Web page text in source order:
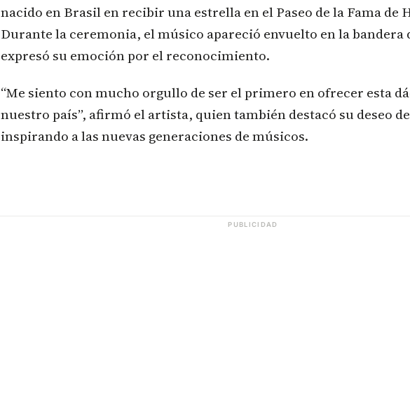
nacido en Brasil en recibir una estrella en el Paseo de la Fama de
Durante la ceremonia, el músico apareció envuelto en la bandera
expresó su emoción por el reconocimiento.
“Me siento con mucho orgullo de ser el primero en ofrecer esta
nuestro país”, afirmó el artista, quien también destacó su deseo
inspirando a las nuevas generaciones de músicos.
PUBLICIDAD